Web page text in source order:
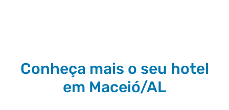
Conheça mais o seu hotel
em Maceió/AL